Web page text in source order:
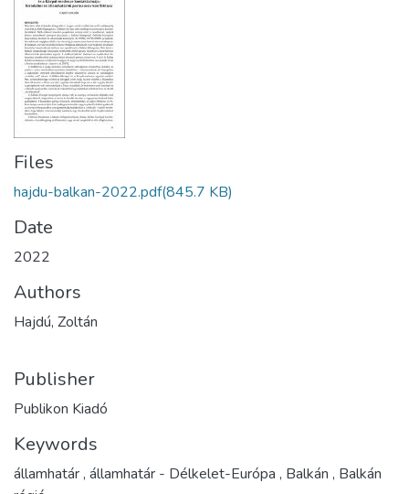
Files
hajdu-balkan-2022.pdf(845.7 KB)
Date
2022
Authors
Hajdú, Zoltán
Publisher
Publikon Kiadó
Keywords
államhatár, államhatár - Délkelet-Európa , Balkán , Balkán